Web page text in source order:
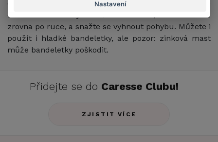
opravdu vážné, stehna po ošetření obvažte
obinadlem nebo jinou čistou textilií, kterou máte
zrovna po ruce, a snažte se vyhnout pohybu. Můžete i
použít i hladké bandeletky, ale pozor: zinková mast
může bandeletky poškodit.
Přidejte se do Caresse Clubu!
ZJISTIT VÍCE
Nastavení